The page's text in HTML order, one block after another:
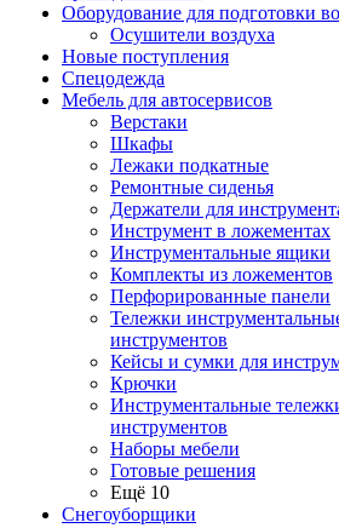
Оборудование для подготовки
Осушители воздуха
Новые поступления
Спецодежда
Мебель для автосервисов
Верстаки
Шкафы
Лежаки подкатные
Ремонтные сиденья
Держатели для
Инструмент в ложементах
Инструментальные ящики
Комплекты из ложементов
Перфорированные панели
Тележки
инструментов
Кейсы и сумки для
Крючки
Инструментальные
инструментов
Наборы мебели
Готовые решения
Ещё 10
Снегоуборщики